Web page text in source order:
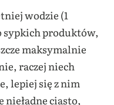
wodzie (1
sypkich produktów,
maksymalnie
raczej niech
lepiej się z nim
ciasto,